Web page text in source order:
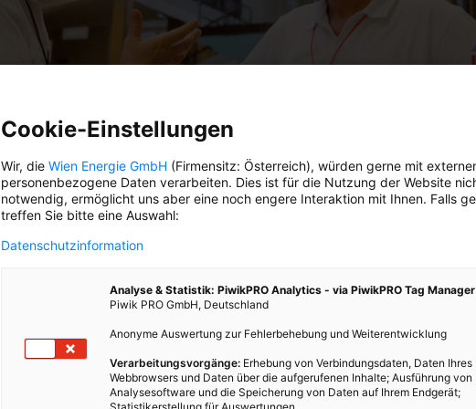
SCHWIMMBAD STATT BÜHNE
Cookie-Einstellungen
Wir, die Wien Energie GmbH (Firmensitz: Österreich), würden gerne mit
personenbezogene Daten verarbeiten. Dies ist für die Nutzung der Website
notwendig, ermöglicht uns aber eine noch engere Interaktion mit Ihnen. Falls
treffen Sie bitte eine Auswahl:
Datenschutzinformation
Analyse & Statistik: PiwikPRO Analytics - via PiwikPRO Tag Manager
Piwik PRO GmbH, Deutschland
Anonyme Auswertung zur Fehlerbehebung und Weiterentwicklung
Verarbeitungsvorgänge: Erhebung von Verbindungsdaten, Daten Ihres
Webbrowsers und Daten über die aufgerufenen Inhalte; Ausführung von
Analysesoftware und die Speicherung von Daten auf Ihrem Endgerät;